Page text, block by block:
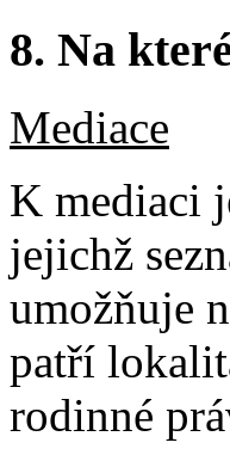
8. Na
Mediace
K mediaci
jejichž
umožňuje
patří
rodinné